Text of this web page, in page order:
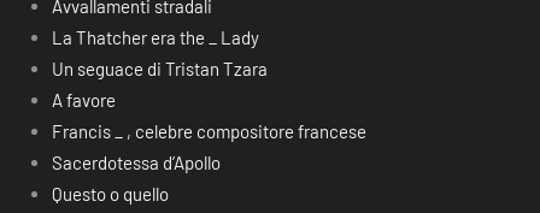
Avvallamenti stradali
La Thatcher era the _ Lady
Un seguace di Tristan Tzara
A favore
Francis _ , celebre compositore francese
Sacerdotessa d’Apollo
Questo o quello